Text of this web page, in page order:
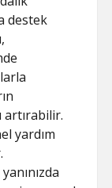
destek
yardım